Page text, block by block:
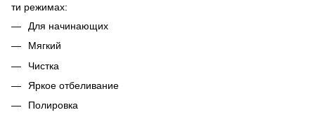
ти режимах:
Для начинающих
Мягкий
Чистка
Яркое отбеливание
Полировка